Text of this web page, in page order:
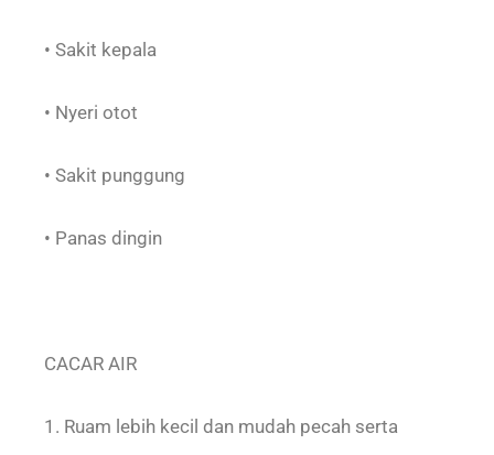
• Sakit kepala
• Nyeri otot
• Sakit punggung
• Panas dingin
CACAR AIR
1. Ruam lebih kecil dan mudah pecah serta